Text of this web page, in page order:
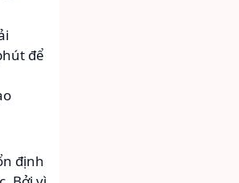
để
định